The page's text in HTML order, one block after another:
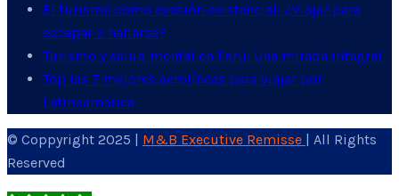
El turismo como evasión existencial: ¿Viajar para
escapar o hallarse?
Turismo y salud mental en Perú: Una mirada integral
Top las 7 mejores aerolíneas para viajar por
Latinoamérica
© Coppyright 2025 | M&B Executive Remisse
| All Rights
Reserved